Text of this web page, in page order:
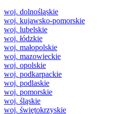
woj. dolnośląskie
woj. kujawsko-pomorskie
woj. lubelskie
woj. łódzkie
woj. małopolskie
woj. mazowieckie
woj. opolskie
woj. podkarpackie
woj. podlaskie
woj. pomorskie
woj. śląskie
woj. świętokrzyskie